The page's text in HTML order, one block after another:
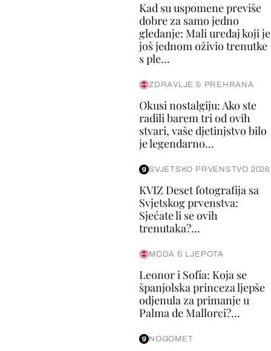
Kad su uspomene previše
dobre za samo jedno
gledanje: Mali uređaj koji je
još jednom oživio trenutke
s ple...
ZDRAVLJE & PREHRANA
Okusi nostalgiju: Ako ste
radili barem tri od ovih
stvari, vaše djetinjstvo bilo
je legendarno...
SVJETSKO PRVENSTVO 2026
KVIZ Deset fotografija sa
Svjetskog prvenstva:
Sjećate li se ovih
trenutaka?...
MODA & LJEPOTA
Leonor i Sofía: Koja se
španjolska princeza ljepše
odjenula za primanje u
Palma de Mallorci?...
NOGOMET